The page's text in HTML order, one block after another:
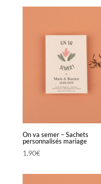
On va semer – Sachets
personnalisés mariage
1,90€